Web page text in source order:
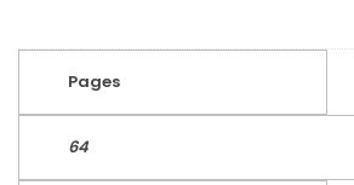
Pages
64